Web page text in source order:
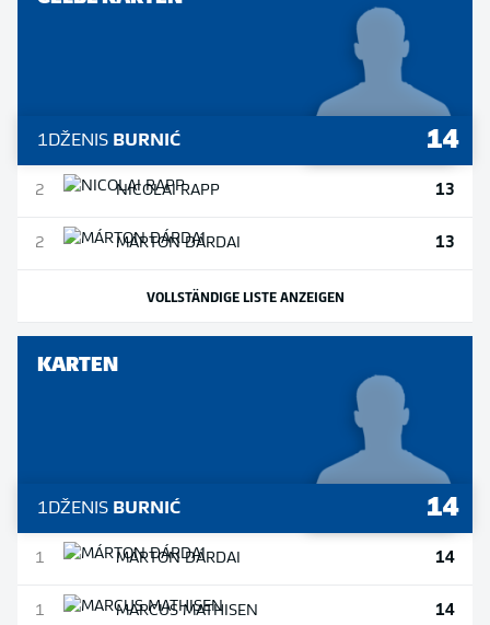
1DŽENIS BURNIĆ 14
2 NICOLAI RAPP 13
2 MÁRTONDÁRDAI 13
VOLLSTÄNDIGE LISTE ANZEIGEN
KARTEN
1DŽENIS BURNIĆ 14
1 MÁRTONDÁRDAI 14
1 MARCUSMATHISEN 14